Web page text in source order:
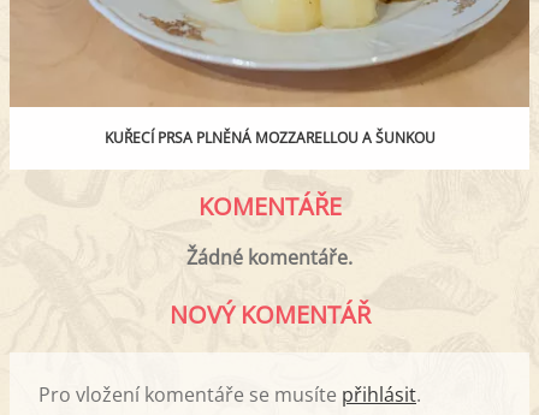
KUŘECÍ PRSA PLNĚNÁ MOZZARELLOU A ŠUNKOU
KOMENTÁŘE
Žádné komentáře.
NOVÝ KOMENTÁŘ
Pro vložení komentáře se musíte přihlásit.